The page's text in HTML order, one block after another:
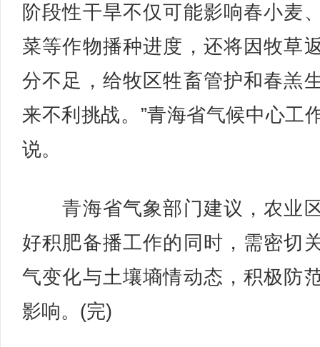
阶段性干旱不仅可能影响春小麦
菜等作物播种进度，还将因牧草
分不足，给牧区牲畜管护和春羔
来不利挑战。”青海省气候中心工
说。
青海省气象部门建议，农业
好积肥备播工作的同时，需密切
气变化与土壤墒情动态，积极防
影响。(完)